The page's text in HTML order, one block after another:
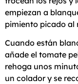
empiezan a
pimiento picado al
Cuando están
añade el tomate
rehoga unos
un colador y se